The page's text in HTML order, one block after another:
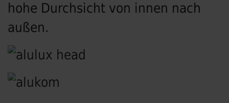
hohe Durchsicht von innen nach
außen.